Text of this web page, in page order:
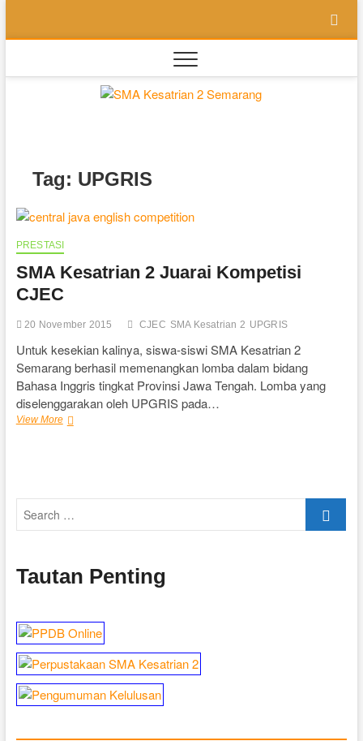
content
Tag: UPGRIS
PRESTASI
SMA Kesatrian 2 Juarai Kompetisi
CJEC
20 November 2015 CJEC SMA Kesatrian 2 UPGRIS
Untuk kesekian kalinya, siswa-siswi SMA Kesatrian 2
Semarang berhasil memenangkan lomba dalam bidang
Bahasa Inggris tingkat Provinsi Jawa Tengah. Lomba yang
diselenggarakan oleh UPGRIS pada…
View MoreSMA
Tautan Penting